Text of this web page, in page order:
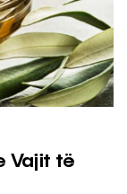
Vajit të